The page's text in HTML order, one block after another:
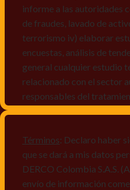
informe a las autoridades
de fraudes, lavado de
terrorismo iv) elaborar
encuestas, análisis de
general cualquier estudio
relacionado con el sector
responsables del
mismos, vi) crear bases de
características y perfiles
Personales, v) encuestas
recall.
Términos: Declaro haber
que se dará a mis datos
DERCO Colombia S.A.S.
envío de información